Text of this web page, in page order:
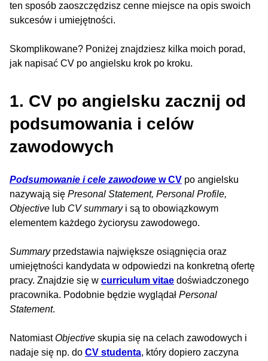
ten sposób zaoszczędzisz cenne miejsce na opis swoich
sukcesów i umiejętności.
Skomplikowane? Poniżej znajdziesz kilka moich porad,
jak napisać CV po angielsku krok po kroku.
1. CV po angielsku zacznij od
podsumowania i celów
zawodowych
Podsumowanie i cele zawodowe w CV po angielsku
nazywają się Presonal Statement, Personal Profile,
Objective lub CV summary i są to obowiązkowym
elementem każdego życiorysu zawodowego.
Summaryprzedstawia największe osiągnięcia oraz
umiejętności kandydata w odpowiedzi na konkretną ofertę
pracy. Znajdzie się w curriculum vitae doświadczonego
pracownika. Podobnie będzie wyglądał Personal
Statement.
NatomiastObjective skupia się na celach zawodowych i
nadaje się np. do CV studenta, który dopiero zaczyna